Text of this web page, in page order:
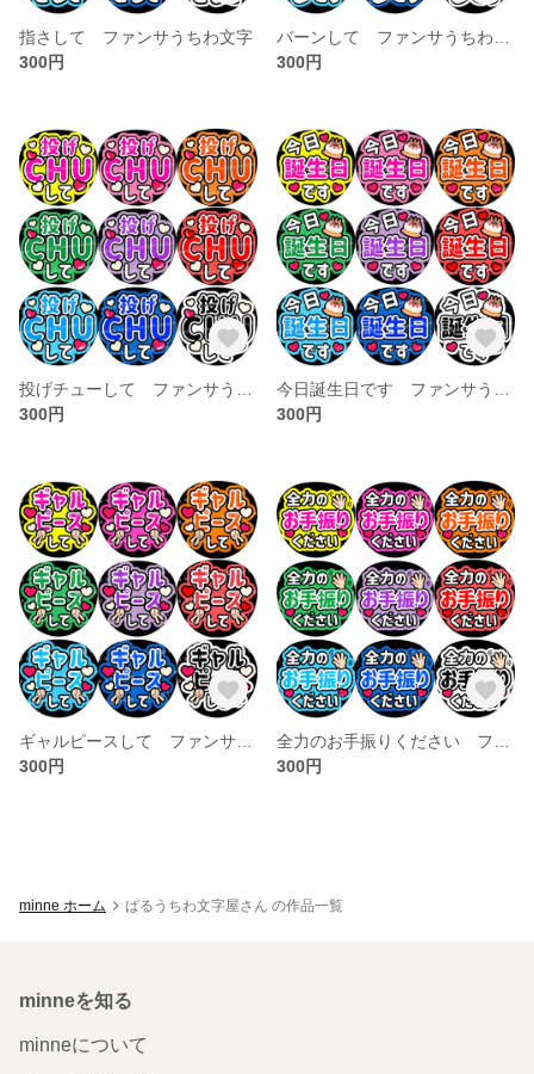
指さして ファンサうちわ文字
300円
300円
300円
300円
300円
300円
minne ホーム ぱるうちわ文字屋さん の作品一覧
minneを知る
minneについて